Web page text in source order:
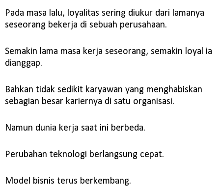
Pada masa lalu, loyalitas sering diukur dari lamanya
seseorang bekerja di sebuah perusahaan.
Semakin lama masa kerja seseorang, semakin loyal ia
dianggap.
Bahkan tidak sedikit karyawan yang menghabiskan
sebagian besar kariernya di satu organisasi.
Namun dunia kerja saat ini berbeda.
Perubahan teknologi berlangsung cepat.
Model bisnis terus berkembang.